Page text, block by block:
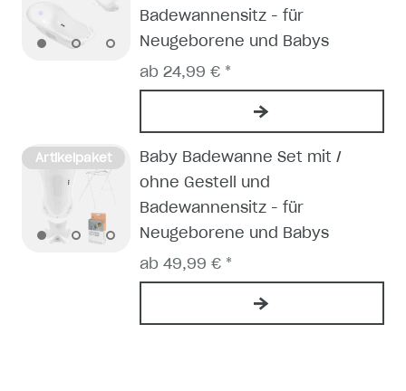
Badewannensitz - für
Neugeborene und Babys
ab 24,99 € *
Artikelpaket
Baby Badewanne Set mit /
ohne Gestell und
Badewannensitz - für
Neugeborene und Babys
ab 49,99 € *